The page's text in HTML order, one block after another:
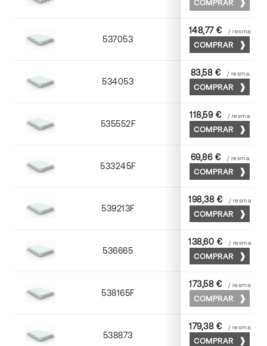
COMPRAR
537053 53 x 75
148,77 € / resma
COMPRAR
534053 53 x 75
83,58 € / resma
COMPRAR
535552F 52 x 70
118,59 € / resma
COMPRAR
533245F 45 x 64
69,86 € / resma
COMPRAR
539213F 72 x 102
198,38 € / resma
COMPRAR
536665 65 x 90
138,60 € / resma
COMPRAR
538165F 65 x 90
173,58 € / resma
COMPRAR
538873 70 x 100
179,38 € / resma
COMPRAR